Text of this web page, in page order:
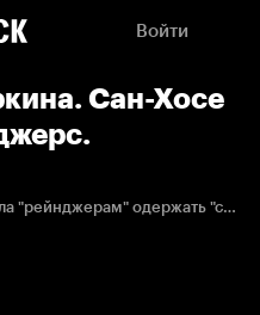
Войти
Сан-Хосе
Игра российского вратаря помогла "рейнджерам" одержать "сухую" победу.